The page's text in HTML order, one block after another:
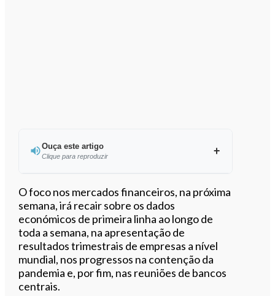
Ouça este artigo
Clique para reproduzir
Ouvir este artigo
O foco nos mercados financeiros, na próxima
semana, irá recair sobre os dados
económicos de primeira linha ao longo de
toda a semana, na apresentação de
resultados trimestrais de empresas a nível
mundial, nos progressos na contenção da
pandemia e, por fim, nas reuniões de bancos
centrais.